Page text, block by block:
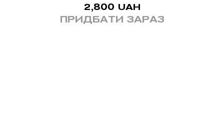
2,800 UAH
ПРИДБАТИ ЗАРАЗ